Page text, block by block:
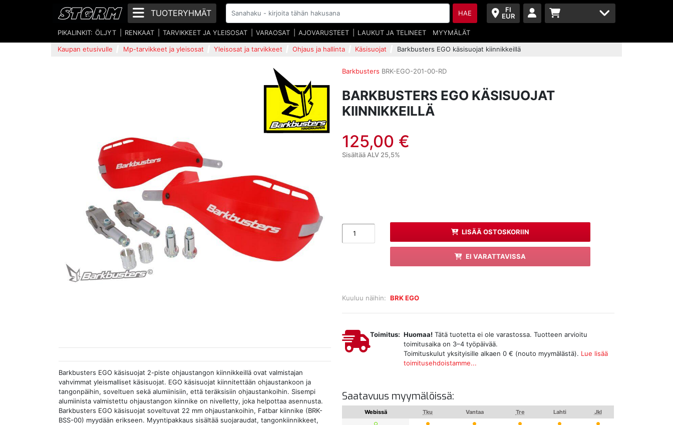
FI
EUR
TUOTERYHMÄT HAE
PIKALINKIT: ÖLJYT RENKAAT TARVIKKEET JA YLEISOSAT VARAOSAT AJOVARUSTEET LAUKUT JA TELINEET MYYMÄLÄT
Kaupan etusivulle Mp-tarvikkeet ja yleisosat Yleisosat ja tarvikkeet Ohjaus ja hallinta Käsisuojat Barkbusters EGO käsisuojat kiinnikkeillä
Barkbusters BRK-EGO-201-00-RD
BARKBUSTERS EGO KÄSISUOJAT
KIINNIKKEILLÄ
125,00 €
Sisältää ALV 25,5%
LISÄÄ OSTOSKORIIN
EI VARATTAVISSA
Kuuluu näihin: BRK EGO
Toimitus: Huomaa! Tätä tuotetta ei ole varastossa. Tuotteen arvioitu
toimitusaika on 3–4 työpäivää.
Toimituskulut yksityisille alkaen 0 € (nouto myymälästä). Lue lisää
toimitusehdoistamme...
Saatavuus myymälöissä:
Webissä Tku Vantaa Tre Lahti Jkl
Barkbusters EGO käsisuojat 2-piste ohjaustangon kiinnikkeillä ovat valmistajan
vahvimmat yleismalliset käsisuojat. EGO käsisuojat kiinnitettään ohjaustankoon ja
tangonpäihin, soveltuen sekä alumiinisiin, että teräksisiin ohjaustankoihin. Sisempi
alumiinista valmistettu ohjaustangon kiinnike on nivelletty, joka helpottaa asennusta.
Barkbusters EGO käsisuojat soveltuvat 22 mm ohjaustankoihin, Fatbar kiinnike (BRK-
BSS-00) myydään erikseen. Myyntipakkaus sisältää suojaraudat, tangonkiinnikkeet,